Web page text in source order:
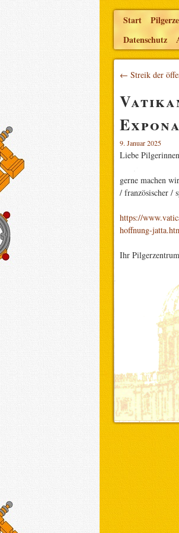
Start
Datenschutz
← Streik der
9. Januar 2025
Liebe
gerne machen
/ französischer /
https://
hoffnung-
Ihr